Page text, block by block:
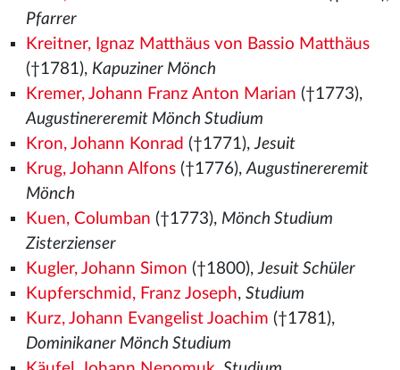
Pfarrer
Kreitner, Ignaz Matthäus von Bassio Matthäus
(†1781), Kapuziner Mönch
Kremer, Johann Franz Anton Marian (†1773),
Augustinereremit Mönch Studium
Kron, Johann Konrad (†1771),Jesuit
Krug, Johann Alfons(†1776),Augustinereremit
Mönch
Kuen, Columban (†1773), Mönch Studium
Zisterzienser
Kugler, Johann Simon (†1800),Jesuit Schüler
Kupferschmid, Franz Joseph, Studium
Kurz, Johann Evangelist Joachim (†1781),
Dominikaner Mönch Studium